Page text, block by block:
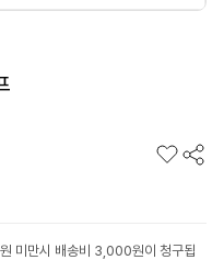
미만시 배송비 3,000원이 청구됩